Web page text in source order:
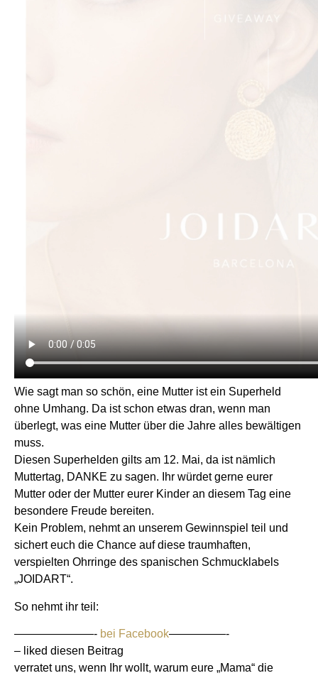
Wie sagt man so schön, eine Mutter ist ein Superheld
ohne Umhang. Da ist schon etwas dran, wenn man
überlegt, was eine Mutter über die Jahre alles bewältigen
muss.
Diesen Superhelden gilts am 12. Mai, da ist nämlich
Muttertag, DANKE zu sagen. Ihr würdet gerne eurer
Mutter oder der Mutter eurer Kinder an diesem Tag eine
besondere Freude bereiten.
Kein Problem, nehmt an unserem Gewinnspiel teil und
sichert euch die Chance auf diese traumhaften,
verspielten Ohrringe des spanischen Schmucklabels
„JOIDART“.
So nehmt ihr teil:
———————- bei Facebook—————-
– liked diesen Beitrag
verratet uns, wenn Ihr wollt, warum eure „Mama“ die